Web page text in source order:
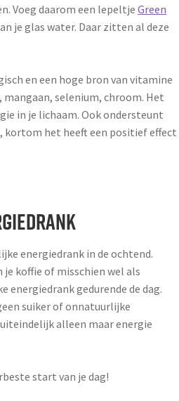
Voeg daarom een lepeltje Green
je glas water. Daar zitten al deze
en een hoge bron van vitamine
mangaan, selenium, chroom. Het
in je lichaam. Ook ondersteunt
kortom het heeft een positief effect
energiedrank in de ochtend.
je koffie of misschien wel als
energiedrank gedurende de dag.
suiker of onnatuurlijke
alleen maar energie
start van je dag!